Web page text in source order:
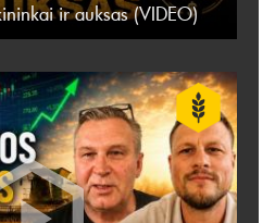
ir auksas (VIDEO)